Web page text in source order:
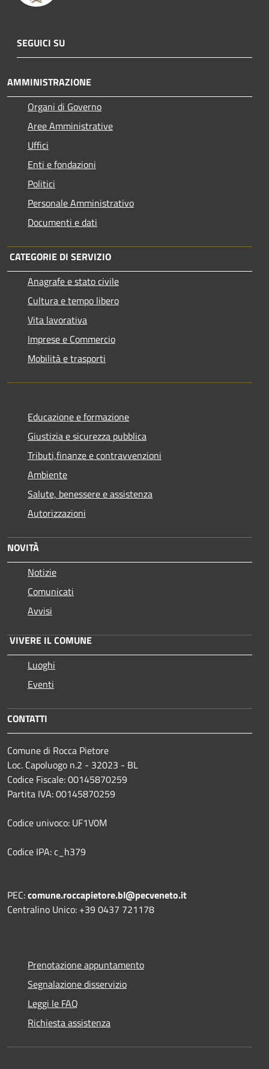
SEGUICI SU
AMMINISTRAZIONE
Organi di Governo
Aree Amministrative
Uffici
Enti e fondazioni
Politici
Personale Amministrativo
Documenti e dati
CATEGORIE DI SERVIZIO
Anagrafe e stato civile
Cultura e tempo libero
Vita lavorativa
Imprese e Commercio
Mobilità e trasporti
Educazione e formazione
Giustizia e sicurezza pubblica
Tributi,finanze e contravvenzioni
Ambiente
Salute, benessere e assistenza
Autorizzazioni
NOVITÀ
Notizie
Comunicati
Avvisi
VIVERE IL COMUNE
Luoghi
Eventi
CONTATTI
Comune di Rocca Pietore
Loc. Capoluogo n.2 - 32023 - BL
Codice Fiscale: 00145870259
Partita IVA: 00145870259
Codice univoco: UF1V0M
Codice IPA: c_h379
PEC:comune.roccapietore.bl@pecveneto.it
Centralino Unico: +39 0437 721178
Prenotazione appuntamento
Segnalazione disservizio
Leggi le FAQ
Richiesta assistenza